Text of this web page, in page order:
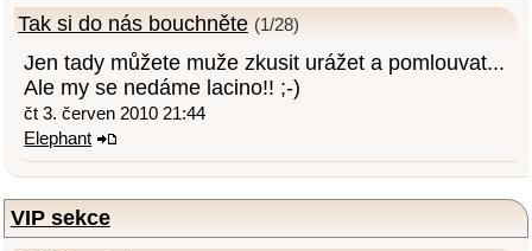
Tak si do nás bouchněte (1/28)
Jen tady můžete muže zkusit urážet a pomlouvat...
Ale my se nedáme lacino!! ;-)
čt 3. červen 2010 21:44
Elephant
VIP sekce